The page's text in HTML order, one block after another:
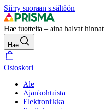
Siirry suoraan sisältöön
Hae tuotteita – aina halvat hinnat
Hae
Ostoskori
Ale
Ajankohtaista
Elektroniikka